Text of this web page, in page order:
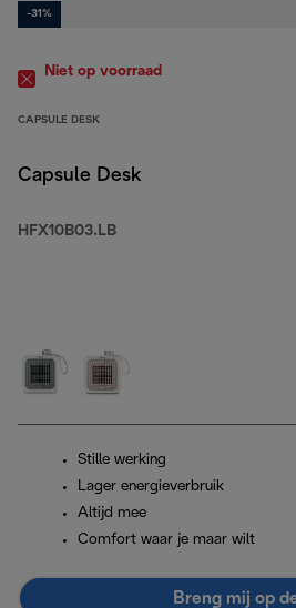
-31%
Niet op voorraad
CAPSULE DESK
Capsule Desk
HFX10B03.LB
Stille werking
Lager energieverbruik
Altijd mee
Comfort waar je maar wilt
Breng mij op